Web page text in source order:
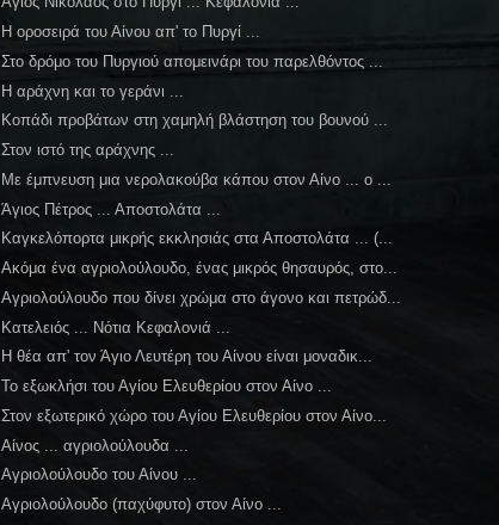
Η οροσειρά του Αίνου απ' το Πυργί ...
Στο δρόμο του Πυργιού απομεινάρι του παρελθόντος ...
Η αράχνη και το γεράνι ...
Κοπάδι προβάτων στη χαμηλή βλάστηση του βουνού ...
Στον ιστό της αράχνης ...
Με έμπνευση μια νερολακούβα κάπου στον Αίνο ... ο ...
Άγιος Πέτρος ... Αποστολάτα ...
Καγκελόπορτα μικρής εκκλησιάς στα Αποστολάτα ... (...
Ακόμα ένα αγριολούλουδο, ένας μικρός θησαυρός, στο...
Αγριολούλουδο που δίνει χρώμα στο άγονο και πετρώδ...
Κατελειός ... Νότια Κεφαλονιά ...
Η θέα απ' τον Άγιο Λευτέρη του Αίνου είναι μοναδικ...
Το εξωκλήσι του Αγίου Ελευθερίου στον Αίνο ...
Στον εξωτερικό χώρο του Αγίου Ελευθερίου στον Αίνο...
Αίνος ... αγριολούλουδα ...
Αγριολούλουδο του Αίνου ...
Αγριολούλουδο (παχύφυτο) στον Αίνο ...